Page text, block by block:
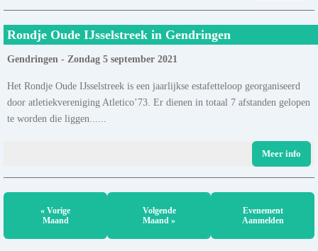
Rondje Oude IJsselstreek in Gendringen
Gendringen - Zondag 5 september 2021
Het Rondje Oude IJsselstreek is een jaarlijkse estafetteloop georganiseerd
door atletiekvereniging Atletico’73. Er dienen in totaal 7 afstanden gelopen
te worden die liggen......
Meer info
« Vorige
Maand
Volgende
Maand »
Evenement
Aanmelden